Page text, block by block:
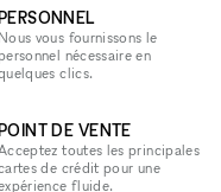
Nous vous fournissons le
nécessaire en
clics.
DE VENTE
toutes les principales
de crédit pour une
fluide.